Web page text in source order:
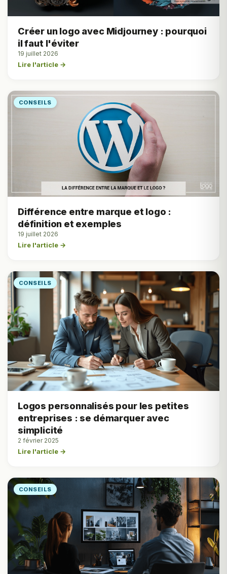
Créer un logo avec Midjourney : pourquoi
il faut l'éviter
19 juillet 2026
Lire l'article →
CONSEILS
Différence entre marque et logo :
définition et exemples
19 juillet 2026
Lire l'article →
CONSEILS
Logos personnalisés pour les petites
entreprises : se démarquer avec
simplicité
2 février 2025
Lire l'article →
CONSEILS